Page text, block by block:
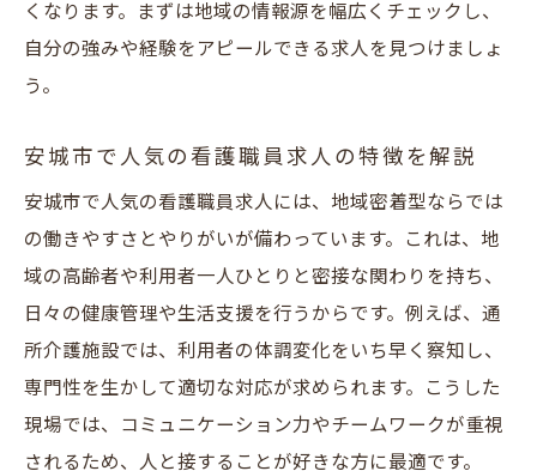
くなります。まずは地域の情報源を幅広くチェックし、
自分の強みや経験をアピールできる求人を見つけましょ
う。
安城市で人気の看護職員求人の特徴を解説
安城市で人気の看護職員求人には、地域密着型ならでは
の働きやすさとやりがいが備わっています。これは、地
域の高齢者や利用者一人ひとりと密接な関わりを持ち、
日々の健康管理や生活支援を行うからです。例えば、通
所介護施設では、利用者の体調変化をいち早く察知し、
専門性を生かして適切な対応が求められます。こうした
現場では、コミュニケーション力やチームワークが重視
されるため、人と接することが好きな方に最適です。